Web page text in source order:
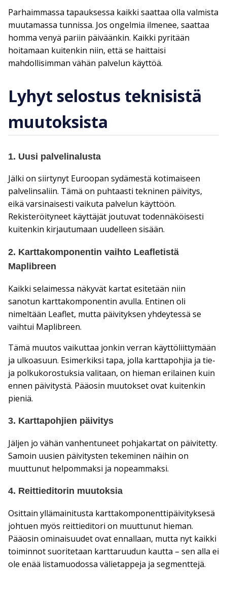
Parhaimmassa tapauksessa kaikki saattaa olla valmista
muutamassa tunnissa. Jos ongelmia ilmenee, saattaa
homma venyä pariin päiväänkin. Kaikki pyritään
hoitamaan kuitenkin niin, että se haittaisi
mahdollisimman vähän palvelun käyttöä.
Lyhyt selostus teknisistä
muutoksista
1. Uusi palvelinalusta
Jälki on siirtynyt Euroopan sydämestä kotimaiseen
palvelinsaliin. Tämä on puhtaasti tekninen päivitys,
eikä varsinaisesti vaikuta palvelun käyttöön.
Rekisteröityneet käyttäjät joutuvat todennäköisesti
kuitenkin kirjautumaan uudelleen sisään.
2. Karttakomponentin vaihto Leafletistä
Maplibreen
Kaikki selaimessa näkyvät kartat esitetään niin
sanotun karttakomponentin avulla. Entinen oli
nimeltään Leaflet, mutta päivityksen yhdeytessä se
vaihtui Maplibreen.
Tämä muutos vaikuttaa jonkin verran käyttöliittymään
ja ulkoasuun. Esimerkiksi tapa, jolla karttapohjia ja tie-
ja polkukorostuksia valitaan, on hieman erilainen kuin
ennen päivitystä. Pääosin muutokset ovat kuitenkin
pieniä.
3. Karttapohjien päivitys
Jäljen jo vähän vanhentuneet pohjakartat on päivitetty.
Samoin uusien päivitysten tekeminen näihin on
muuttunut helpommaksi ja nopeammaksi.
4. Reittieditorin muutoksia
Osittain yllämainitusta karttakomponenttipäivityksesä
johtuen myös reittieditori on muuttunut hieman.
Pääosin ominaisuudet ovat ennallaan, mutta nyt kaikki
toiminnot suoritetaan karttaruudun kautta – sen alla ei
ole enää listamuodossa välietappeja ja segmenttejä.